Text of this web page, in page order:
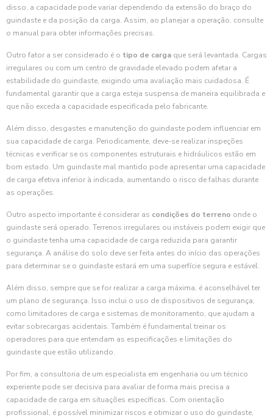
disso, a capacidade pode variar dependendo da extensão do braço do
guindaste e da posição da carga. Assim, ao planejar a operação, consulte
o manual para obter informações precisas.
Outro fator a ser considerado é o tipo de carga que será levantada. Cargas
irregulares ou com um centro de gravidade elevado podem afetar a
estabilidade do guindaste, exigindo uma avaliação mais cuidadosa. É
fundamental garantir que a carga esteja suspensa de maneira equilibrada e
que não exceda a capacidade especificada pelo fabricante.
Além disso, desgastes e manutenção do guindaste podem influenciar em
sua capacidade de carga. Periodicamente, deve-se realizar inspeções
técnicas e verificar se os componentes estruturais e hidráulicos estão em
bom estado. Um guindaste mal mantido pode apresentar uma capacidade
de carga efetiva inferior à indicada, aumentando o risco de falhas durante
as operações.
Outro aspecto importante é considerar as condições do terreno onde o
guindaste será operado. Terrenos irregulares ou instáveis podem exigir que
o guindaste tenha uma capacidade de carga reduzida para garantir
segurança. A análise do solo deve ser feita antes do início das operações
para determinar se o guindaste estará em uma superfície segura e estável.
Além disso, sempre que se for realizar a carga máxima, é aconselhável ter
um plano de segurança. Isso inclui o uso de dispositivos de segurança,
como limitadores de carga e sistemas de monitoramento, que ajudam a
evitar sobrecargas acidentais. Também é fundamental treinar os
operadores para que entendam as especificações e limitações do
guindaste que estão utilizando.
Por fim, a consultoria de um especialista em engenharia ou um técnico
experiente pode ser decisiva para avaliar de forma mais precisa a
capacidade de carga em situações específicas. Com orientação
profissional, é possível minimizar riscos e otimizar o uso do guindaste,